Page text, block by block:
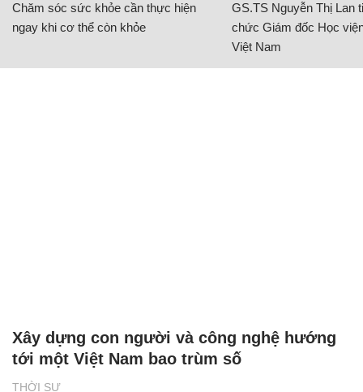
Chăm sóc sức khỏe cần thực hiện
ngay khi cơ thể còn khỏe
GS.TS Nguyễn Thị Lan
chức Giám đốc Học
Việt Nam
THỜI SỰ
Xây dựng con người và công nghệ hướng
tới một Việt Nam bao trùm số